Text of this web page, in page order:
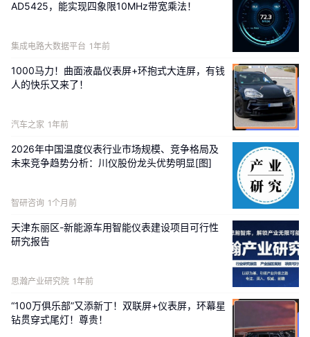
1836家门店。
在广东省食品安全保障促进会副会长朱丹蓬看来，哈根
自身创新停滞、场景错配、价值感老化
的结果，而非高端需求枯竭。
朱丹蓬告诉《凤凰WEEKLY财经》，目前中国冰淇淋已
从高、中、低三层，裂变为
超高端（35元及以上）、高
元）、中低档（5–10 元）、低端六层（5 元以下），消
费者分层更细、需求更垂直，每一层都有专属人群、场
高端市场并未消失，只是不再属于原
地踏步的旧奢侈品牌。
收购方柠季，于2021年2月在长沙开出第一家门店，并
在同年7月就拿到了字节跳动的投资，之后2022年1月，
其获得了第二轮包括腾讯的投资。目前其关联公司湖南
三发餐饮管理有限公司中，柠季创始合伙人汪洁持股
40.92%，傅麟雅持股17.54%，字节跳动和腾讯各自持
股12%。
AD5425，能实现四象限10MHz带宽乘法！
集成电路大数据平台 1年前
1000马力！曲面液晶仪表屏+环抱式大连屏，有钱
人的快乐又来了！
汽车之家 1年前
2026年中国温度仪表行业市场规模、竞争格局及
未来竞争趋势分析：川仪股份龙头优势明显[图]
智研咨询 1个月前
天津东丽区-新能源车用智能仪表建设项目可行性
研究报告
思瀚产业研究院 1年前
“100万俱乐部”又添新丁！双联屏+仪表屏，环幕星
钻贯穿式尾灯！尊贵！